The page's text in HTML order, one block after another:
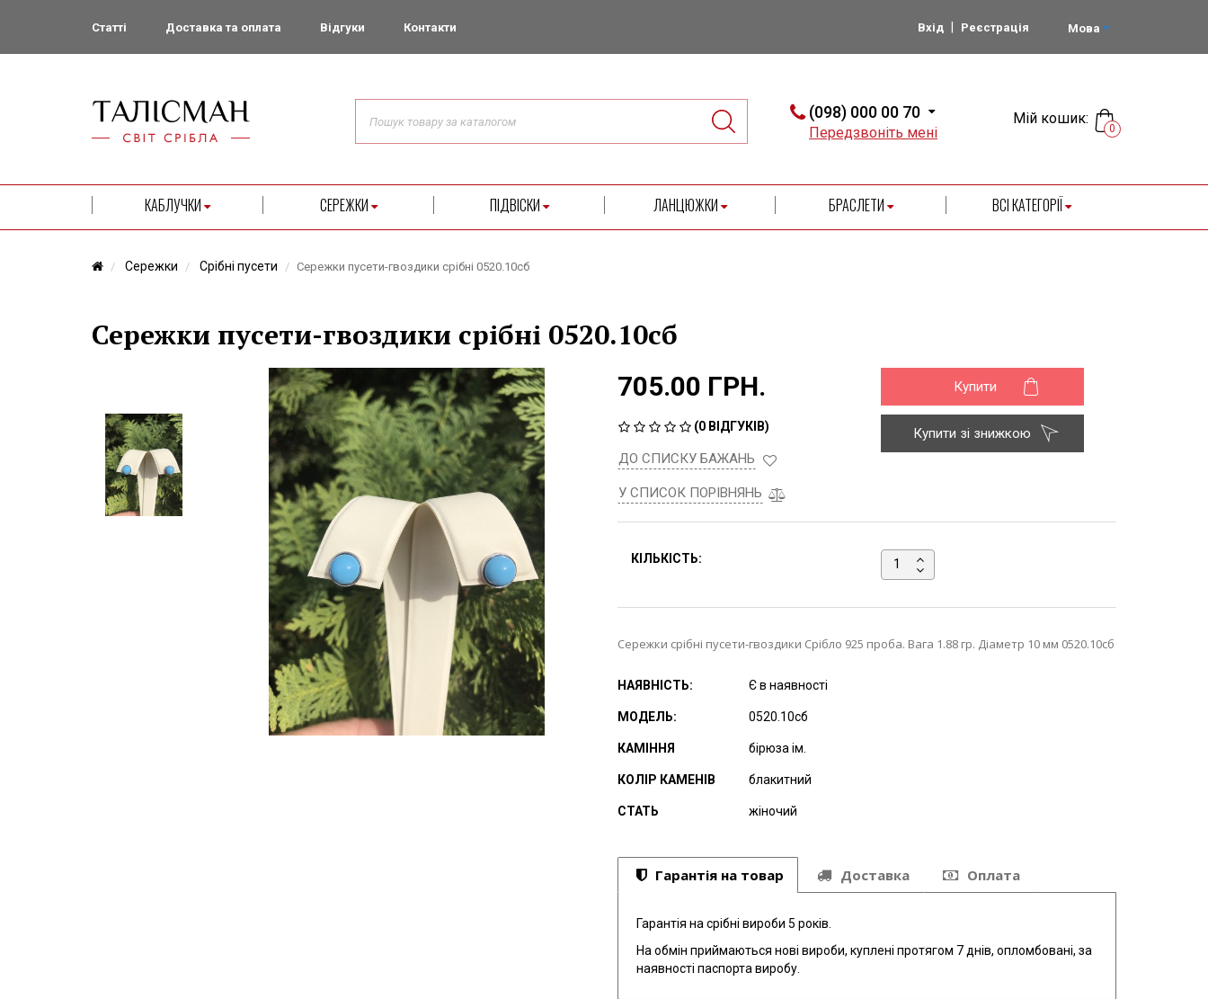
Статті Доставка та оплата Відгуки Контакти Вхід| Реєстрація Мова
(098) 000 00 70
Передзвоніть мені
Мій кошик:
0
КАБЛУЧКИ СЕРЕЖКИ ПІДВІСКИ ЛАНЦЮЖКИ БРАСЛЕТИ ВСІ КАТЕГОРІЇ
Сережки Срібні пусети Сережки пусети-гвоздики срібні 0520.10сб
Сережки пусети-гвоздики срібні 0520.10сб
705.00 ГРН.
(0 ВІДГУКІВ)
ДО СПИСКУ БАЖАНЬ
У СПИСОК ПОРІВНЯНЬ
Купити
Купити зі знижкою
КІЛЬКІСТЬ:
Сережки срібні пусети-гвоздики Срібло 925 проба. Вага 1.88 гр. Діаметр 10 мм 0520.10сб
НАЯВНІСТЬ: Є в наявності
МОДЕЛЬ: 0520.10сб
КАМІННЯ бірюза ім.
КОЛІР КАМЕНІВ блакитний
СТАТЬ жіночий
Гарантія на товар Доставка Оплата
Гарантія на срібні вироби 5 років.
На обмін приймаються нові вироби, куплені протягом 7 днів, опломбовані, за
наявності паспорта виробу.